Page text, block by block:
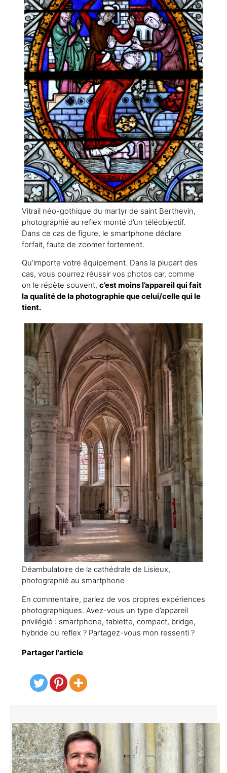
Vitrail néo-gothique du martyr de saint Berthevin,
photographié au reflex monté d’un téléobjectif.
Dans ce cas de figure, le smartphone déclare
forfait, faute de zoomer fortement.
Qu’importe votre équipement. Dans la plupart des
cas, vous pourrez réussir vos photos car, comme
on le répète souvent, c’est moins l’appareil qui fait
la qualité de la photographie que celui/celle qui le
tient.
Déambulatoire de la cathédrale de Lisieux,
photographié au smartphone
En commentaire, parlez de vos propres expériences
photographiques. Avez-vous un type d’appareil
privilégié : smartphone, tablette, compact, bridge,
hybride ou reflex ? Partagez-vous mon ressenti ?
Partager l'article